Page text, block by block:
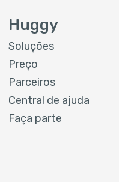
Huggy
Soluções
Preço
Parceiros
Central de ajuda
Faça parte